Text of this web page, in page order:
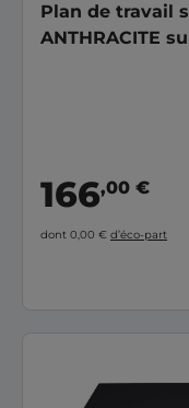
Plan de travail
ANTHRACITE
166,00 €
dont 0,00 € d’éco-part